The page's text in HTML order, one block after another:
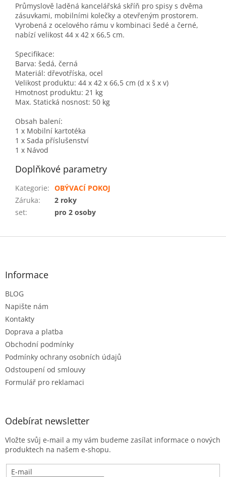
Průmyslově laděná kancelářská skříň pro spisy s dvěma
zásuvkami, mobilními kolečky a otevřeným prostorem.
Vyrobená z ocelového rámu v kombinaci šedé a černé,
nabízí velikost 44 x 42 x 66,5 cm.
Specifikace:
Barva: šedá, černá
Materiál: dřevotříska, ocel
Velikost produktu: 44 x 42 x 66,5 cm (d x š x v)
Hmotnost produktu: 21 kg
Max. Statická nosnost: 50 kg
Obsah balení:
1 x Mobilní kartotéka
1 x Sada příslušenství
1 x Návod
Doplňkové parametry
Kategorie: OBÝVACÍ POKOJ
Záruka:
2 roky
set: pro 2 osoby
Z
Informace
BLOG
Napište nám
Kontakty
Doprava a platba
Obchodní podmínky
Podmínky ochrany osobních údajů
Odstoupení od smlouvy
Formulář pro reklamaci
Odebírat newsletter
Vložte svůj e-mail a my vám budeme zasílat informace o nových
produktech na našem e-shopu.
E-mail